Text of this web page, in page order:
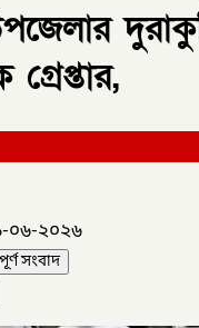
০৬-২০২৬
সংবাদ